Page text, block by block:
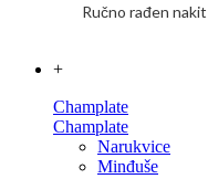
Ručno rađen nakit
+
Champlate
Champlate
Narukvice
Minđuše